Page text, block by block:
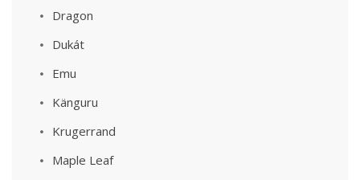
Dragon
Dukát
Emu
Känguru
Krugerrand
Maple Leaf